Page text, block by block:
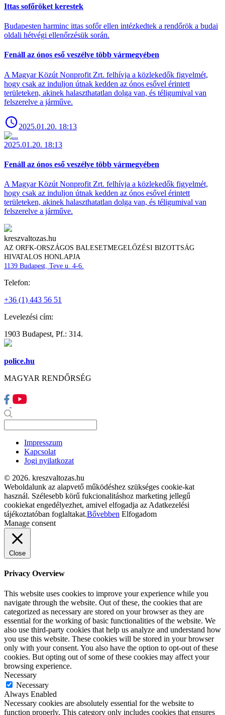
Ittas sofőröket kerestek
Budapesten harminc ittas sofőr ellen intézkedtek a rendőrök a budai
oldali hétvégi ellenőrzésük során.
Fenáll az ónos eső veszélye több vármegyében
A Magyar Közút Nonprofit Zrt. felhívja a közlekedők figyelmét,
hogy csak az induljon útnak kedden az ónos esővel érintett
területeken, akinek halaszthatatlan dolga van, és téligumival van
felszerelve a járműve.
2025.01.20. 18:13
2025.01.20. 18:13
Fenáll az ónos eső veszélye több vármegyében
A Magyar Közút Nonprofit Zrt. felhívja a közlekedők figyelmét,
hogy csak az induljon útnak kedden az ónos esővel érintett
területeken, akinek halaszthatatlan dolga van, és téligumival van
felszerelve a járműve.
kreszvaltozas.hu
AZ ORFK-ORSZÁGOS BALESETMEGELŐZÉSI BIZOTTSÁG
HIVATALOS HONLAPJA
1139 Budapest, Teve u. 4-6.
Telefon:
+36 (1) 443 56 51
Levelezési cím:
1903 Budapest, Pf.: 314.
police.hu
MAGYAR RENDŐRSÉG
Impresszum
Kapcsolat
Jogi nyilatkozat
© 2026. kreszvaltozas.hu
Weboldalunk az alapvető működéshez szükséges cookie-kat
használ. Szélesebb körű fukcionalitáshoz marketing jellegű
cookiekat engedélyezhet, amivel elfogadja az Adatkezelési
tájékoztatóban foglaltakat.Bővebben Elfogadom
Manage consent
Close
Privacy Overview
This website uses cookies to improve your experience while you
navigate through the website. Out of these, the cookies that are
categorized as necessary are stored on your browser as they are
essential for the working of basic functionalities of the website. We
also use third-party cookies that help us analyze and understand how
you use this website. These cookies will be stored in your browser
only with your consent. You also have the option to opt-out of these
cookies. But opting out of some of these cookies may affect your
browsing experience.
Necessary
Necessary
Always Enabled
Necessary cookies are absolutely essential for the website to
function properly. This category only includes cookies that ensures